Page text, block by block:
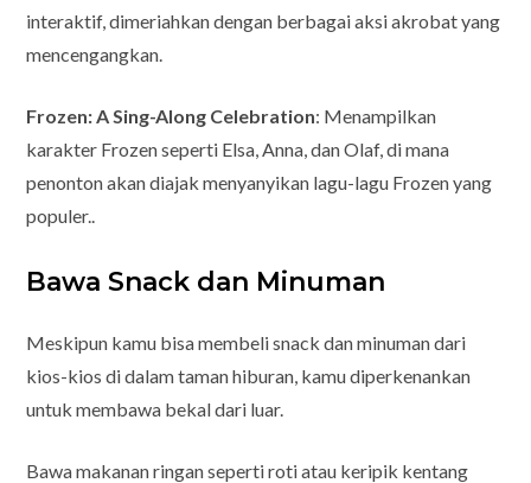
interaktif, dimeriahkan dengan berbagai aksi akrobat yang
mencengangkan.
Frozen: A Sing-Along Celebration: Menampilkan
karakter Frozen seperti Elsa, Anna, dan Olaf, di mana
penonton akan diajak menyanyikan lagu-lagu Frozen yang
populer..
Bawa Snack dan Minuman
Meskipun kamu bisa membeli snack dan minuman dari
kios-kios di dalam taman hiburan, kamu diperkenankan
untuk membawa bekal dari luar.
Bawa makanan ringan seperti roti atau keripik kentang